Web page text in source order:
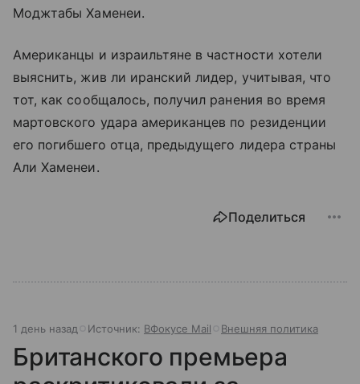
Моджтабы Хаменеи.
Американцы и израильтяне в частности хотели
выяснить, жив ли иранский лидер, учитывая, что
тот, как сообщалось, получил ранения во время
мартовского удара американцев по резиденции
его погибшего отца, предыдущего лидера страны
Али Хаменеи.
Поделиться
1 день назад Источник: ВФокусе Mail Внешняя политика
Британского премьера